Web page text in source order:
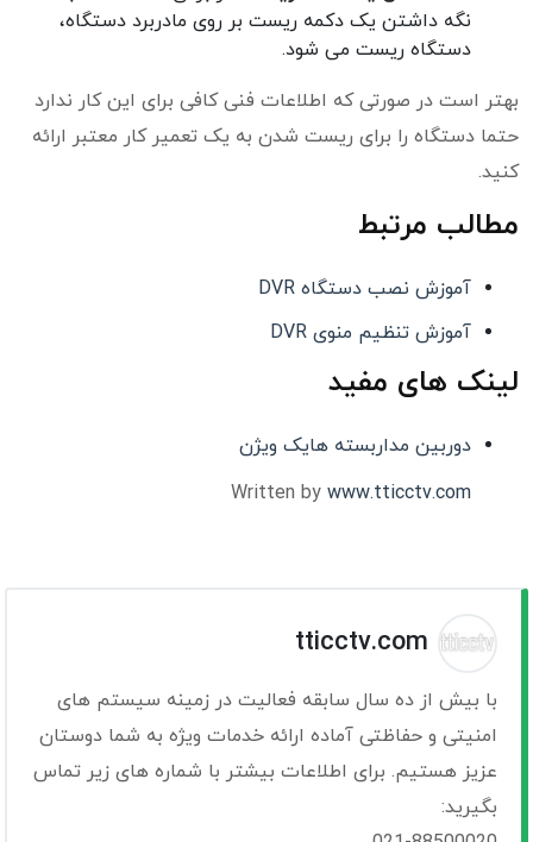
نگه داشتن یک دکمه ریست بر روی مادربرد دستگاه،
دستگاه ریست می شود.
بهتر است در صورتی که اطلاعات فنی کافی برای این کار ندارد
حتما دستگاه را برای ریست شدن به یک تعمیر کار معتبر ارائه
کنید.
مطالب مرتبط
آموزش نصب دستگاه DVR
آموزش تنظیم منوی DVR
لینک های مفید
دوربین مداربسته هایک ویژن
Written by www.tticctv.com
tticctv.com
با بیش از ده سال سابقه فعالیت در زمینه سیستم های
امنیتی و حفاظتی آماده ارائه خدمات ویژه به شما دوستان
عزیز هستیم. برای اطلاعات بیشتر با شماره های زیر تماس
بگیرید: